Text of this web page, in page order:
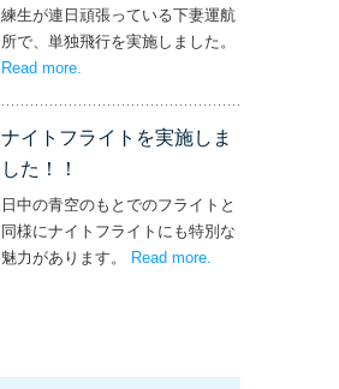
練生が連日頑張っている下妻運航
所で、単独飛行を実施しました。
Read more– ‘単独飛行を実施しました！’
.
ナイトフライトを実施しま
した！！
日中の青空のもとでのフライトと
同様にナイトフライトにも特別な
魅力があります。 Read more